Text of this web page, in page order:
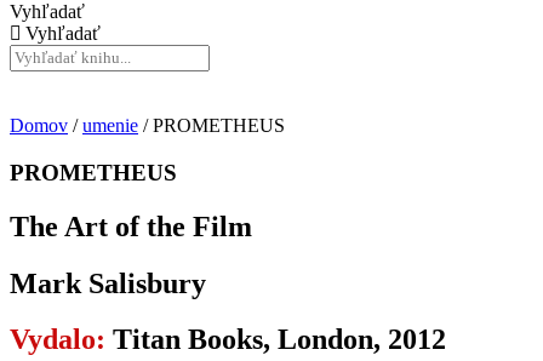
Vyhľadať
Vyhľadať
Domov /umenie / PROMETHEUS
PROMETHEUS
The Art of the Film
Mark Salisbury
Vydalo: Titan Books, London, 2012